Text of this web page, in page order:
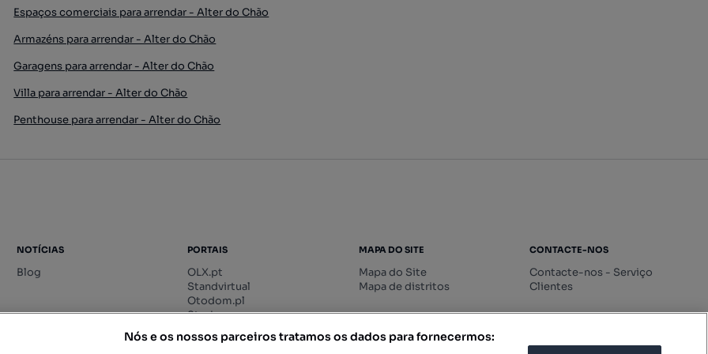
Espaços comerciais para arrendar - Alter do Chão
Armazéns para arrendar - Alter do Chão
Garagens para arrendar - Alter do Chão
Villa para arrendar - Alter do Chão
Penthouse para arrendar - Alter do Chão
NOTÍCIAS
Blog
PORTAIS
OLX.pt
Standvirtual
Otodom.pl
Storia.ro
MAPA DO SITE
Mapa do Site
Mapa de distritos
CONTACTE-NOS
Contacte-nos - Serviço
Clientes
Nós e os nossos parceiros tratamos os dados para fornecermos: